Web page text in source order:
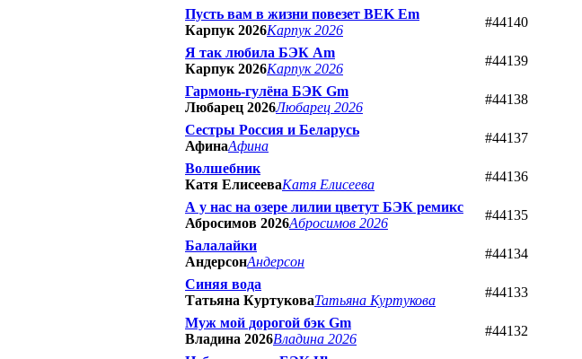
Пусть вам в жизни повезет BEK Em
Карпук 2026Карпук 2026
#44140
Я так любила БЭК Am
Карпук 2026Карпук 2026
#44139
Гармонь-гулёна БЭК Gm
Любарец 2026Любарец 2026
#44138
Сестры Россия и Беларусь
АфинаАфина
#44137
Волшебник
Катя ЕлисееваКатя Елисеева
#44136
А у нас на озере лилии цветут БЭК ремикс
Абросимов 2026Абросимов 2026
#44135
Балалайки
АндерсонАндерсон
#44134
Синяя вода
Татьяна КуртуковаТатьяна Куртукова
#44133
Муж мой дорогой бэк Gm
Владина 2026Владина 2026
#44132